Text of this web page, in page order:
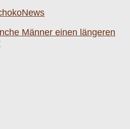
Männer einen längeren